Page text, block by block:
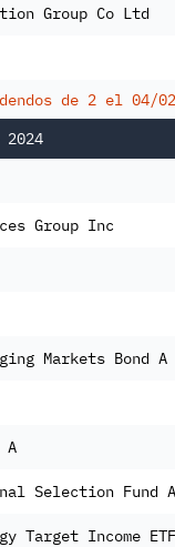
Group Co Ltd
de 2 el 04/
Group Inc
Markets Bond A
Selection Fund
Target Income ETF